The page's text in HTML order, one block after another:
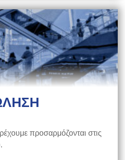
προσαρμόζονται στις